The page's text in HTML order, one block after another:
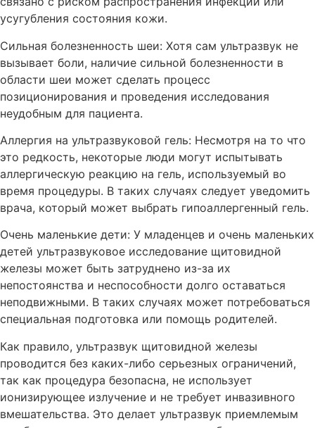
усугубления состояния кожи.
Сильная болезненность шеи: Хотя сам ультразвук не
вызывает боли, наличие сильной болезненности в
области шеи может сделать процесс
позиционирования и проведения исследования
неудобным для пациента.
Аллергия на ультразвуковой гель: Несмотря на то что
это редкость, некоторые люди могут испытывать
аллергическую реакцию на гель, используемый во
время процедуры. В таких случаях следует уведомить
врача, который может выбрать гипоаллергенный гель.
Очень маленькие дети: У младенцев и очень маленьких
детей ультразвуковое исследование щитовидной
железы может быть затруднено из-за их
непостоянства и неспособности долго оставаться
неподвижными. В таких случаях может потребоваться
специальная подготовка или помощь родителей.
Как правило, ультразвук щитовидной железы
проводится без каких-либо серьезных ограничений,
так как процедура безопасна, не использует
ионизирующее излучение и не требует инвазивного
вмешательства. Это делает ультразвук приемлемым